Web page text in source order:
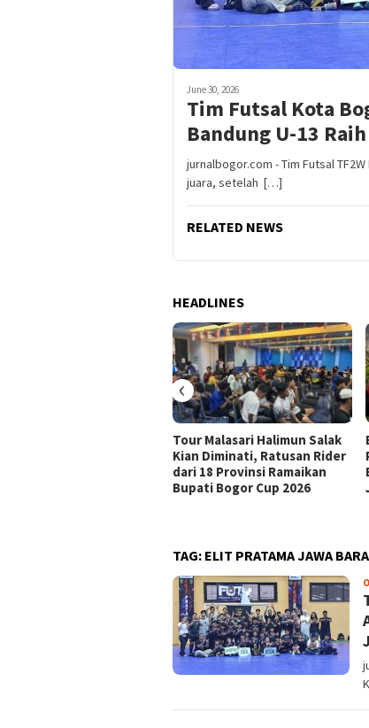
June 30, 2026
Tim Futsal Kota
Bandung U-13
jurnalbogor.com - Tim Futsal
juara, setelah […]
RELATED NEWS
HEADLINES
Tour Malasari Halimun Salak
Kian Diminati, Ratusan Rider
dari 18 Provinsi Ramaikan
Bupati Bogor Cup 2026
‹
TAG: ELIT PRATAMA JAWA